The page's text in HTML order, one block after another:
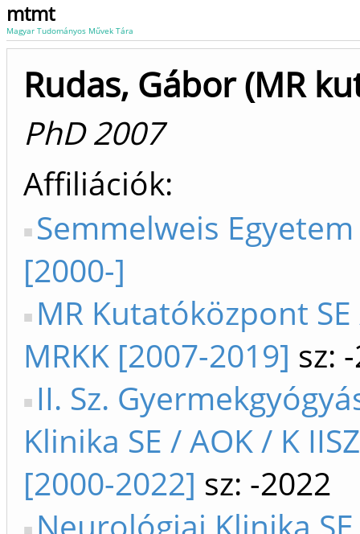
mtmt
Magyar Tudományos Művek Tára
Rudas, Gábor (MR
PhD 2007
Affiliációk
Semmelweis Egyetem
[2000-]
MR Kutatóközpont SE
MRKK [2007-2019] sz:
II. Sz.
Klinika SE / AOK / K
[2000-2022] sz: -2022